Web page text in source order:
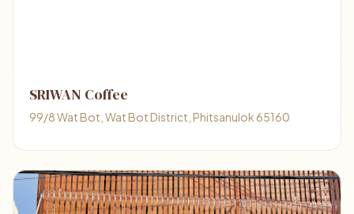
SRIWAN Coffee
99/8 Wat Bot, Wat Bot District, Phitsanulok 65160